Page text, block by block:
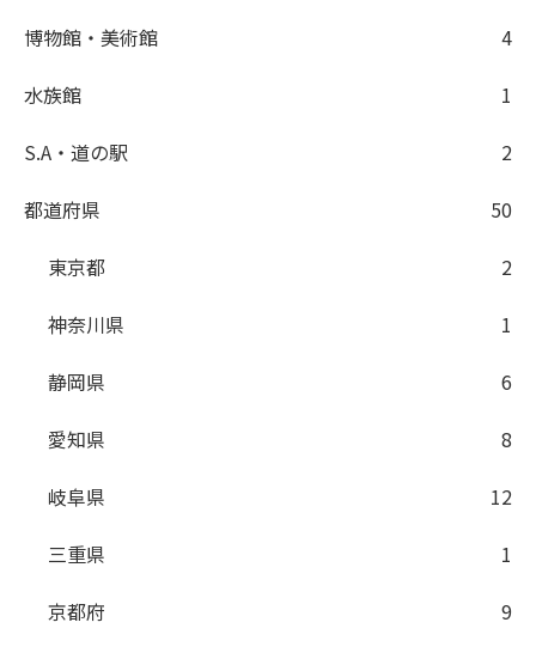
博物館・美術館
4
水族館
1
S.A・道の駅
2
都道府県
50
東京都
2
神奈川県
1
静岡県
6
愛知県
8
岐阜県
12
三重県
1
京都府
9